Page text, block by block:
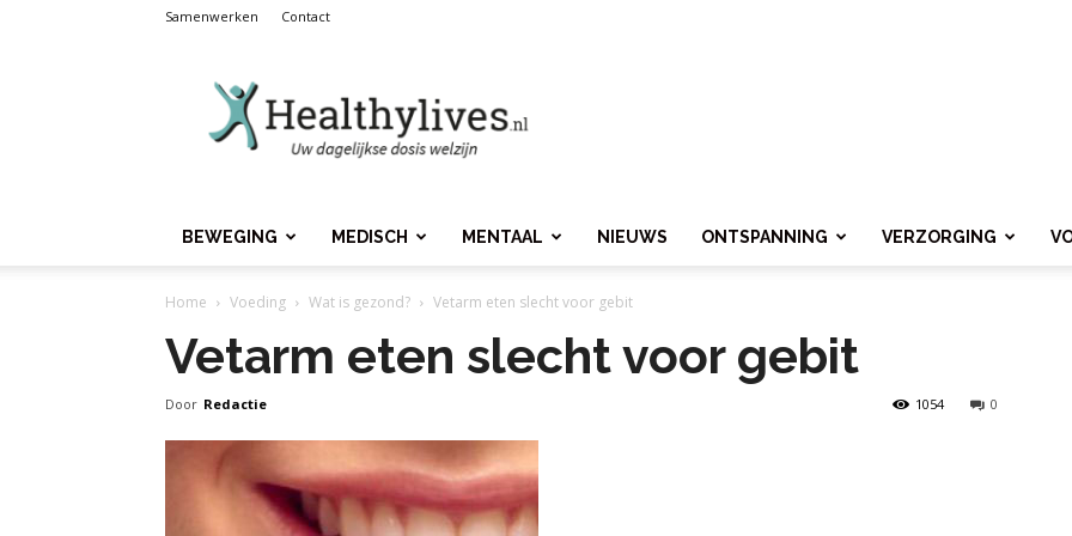
Samenwerken Contact
BEWEGING MEDISCH MENTAAL NIEUWS ONTSPANNING VERZORGING
Home Voeding Wat is gezond? Vetarm eten slecht voor gebit
Vetarm eten slecht voor gebit
Door Redactie 0
1054